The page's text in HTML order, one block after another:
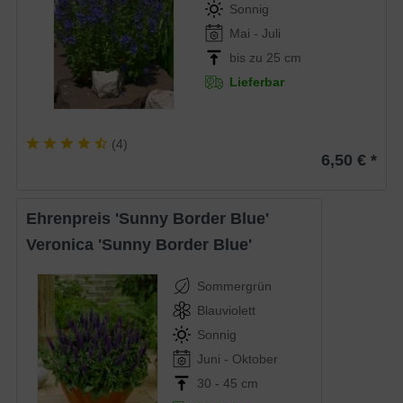
Sonnig
Mai - Juli
bis zu 25 cm
Lieferbar
(4)
6,50 € *
Ehrenpreis 'Sunny Border Blue'
Veronica 'Sunny Border Blue'
Sommergrün
Blauviolett
Sonnig
Juni - Oktober
30 - 45 cm